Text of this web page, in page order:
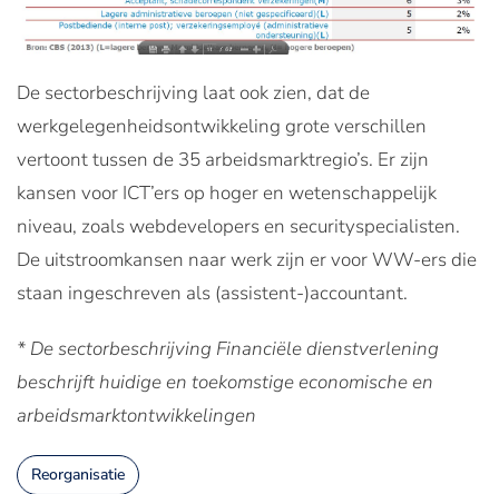
De sectorbeschrijving laat ook zien, dat de
werkgelegenheidsontwikkeling grote verschillen
vertoont tussen de 35 arbeidsmarktregio’s. Er zijn
kansen voor ICT’ers op hoger en wetenschappelijk
niveau, zoals webdevelopers en securityspecialisten.
De uitstroomkansen naar werk zijn er voor WW-ers die
staan ingeschreven als (assistent-)accountant.
* De sectorbeschrijving Financiële dienstverlening
beschrijft huidige en toekomstige economische en
arbeidsmarktontwikkelingen
Reorganisatie